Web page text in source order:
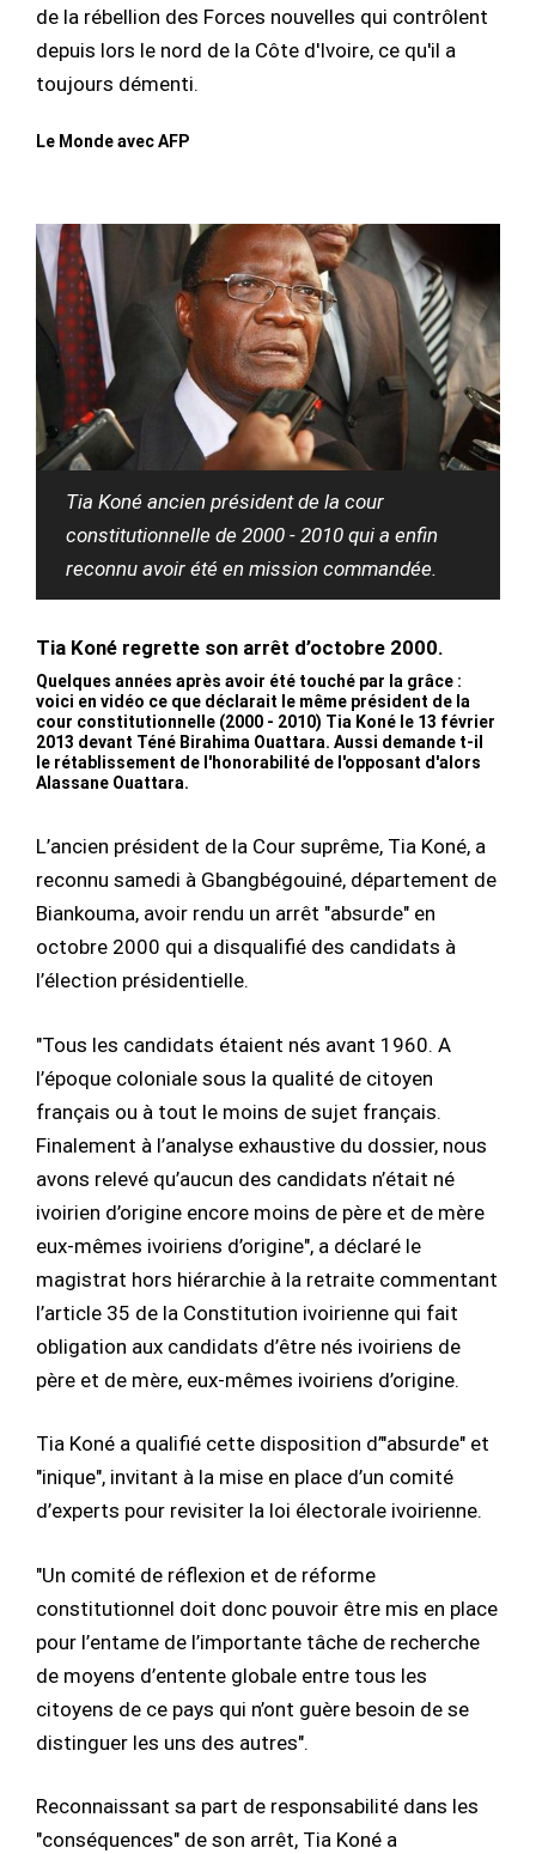
de la rébellion des Forces nouvelles qui contrôlent
depuis lors le nord de la Côte d'Ivoire, ce qu'il a
toujours démenti.
Le Monde avec AFP
Tia Koné ancien président de la cour
constitutionnelle de 2000 - 2010 qui a enfin
reconnu avoir été en mission commandée.
Tia Koné regrette son arrêt d’octobre 2000.
Quelques années après avoir été touché par la grâce :
voici en vidéo ce que déclarait le même président de la
cour constitutionnelle (2000 - 2010) Tia Koné le 13 février
2013 devant Téné Birahima Ouattara. Aussi demande t-il
le rétablissement de l'honorabilité de l'opposant d'alors
Alassane Ouattara.
L’ancien président de la Cour suprême, Tia Koné, a
reconnu samedi à Gbangbégouiné, département de
Biankouma, avoir rendu un arrêt "absurde" en
octobre 2000 qui a disqualifié des candidats à
l’élection présidentielle.
"Tous les candidats étaient nés avant 1960. A
l’époque coloniale sous la qualité de citoyen
français ou à tout le moins de sujet français.
Finalement à l’analyse exhaustive du dossier, nous
avons relevé qu’aucun des candidats n’était né
ivoirien d’origine encore moins de père et de mère
eux-mêmes ivoiriens d’origine", a déclaré le
magistrat hors hiérarchie à la retraite commentant
l’article 35 de la Constitution ivoirienne qui fait
obligation aux candidats d’être nés ivoiriens de
père et de mère, eux-mêmes ivoiriens d’origine.
Tia Koné a qualifié cette disposition d’"absurde" et
"inique", invitant à la mise en place d’un comité
d’experts pour revisiter la loi électorale ivoirienne.
"Un comité de réflexion et de réforme
constitutionnel doit donc pouvoir être mis en place
pour l’entame de l’importante tâche de recherche
de moyens d’entente globale entre tous les
citoyens de ce pays qui n’ont guère besoin de se
distinguer les uns des autres".
Reconnaissant sa part de responsabilité dans les
"conséquences" de son arrêt, Tia Koné a